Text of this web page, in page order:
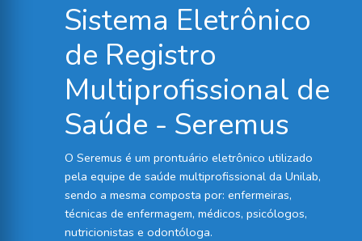
Sistema Eletrônico
de Registro
Multiprofissional de
Saúde - Seremus
O Seremus é um prontuário eletrônico utilizado
pela equipe de saúde multiprofissional da Unilab,
sendo a mesma composta por: enfermeiras,
técnicas de enfermagem, médicos, psicólogos,
nutricionistas e odontóloga.